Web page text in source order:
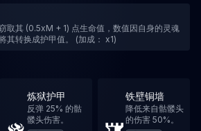
取其 (0.5xM + 1) 点生命值，数值因自身的灵魂
其转换成护甲值。 (加成： x1)
炼狱护甲
反弹 25% 的骷
髅头伤害。
铁壁铜墙
降低来自骷髅头
的伤害 50%。